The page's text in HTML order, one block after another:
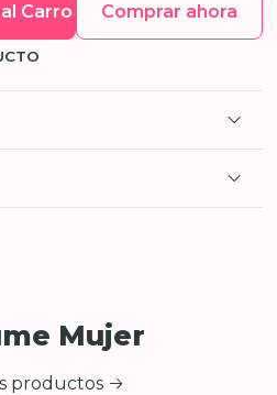
Carro Comprar ahora
Mujer
productos